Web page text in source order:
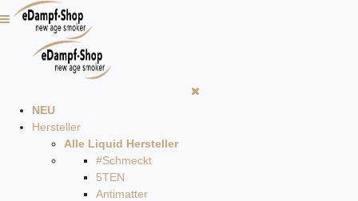
NEU
Hersteller
Alle Liquid Hersteller
#Schmeckt
5TEN
Antimatter